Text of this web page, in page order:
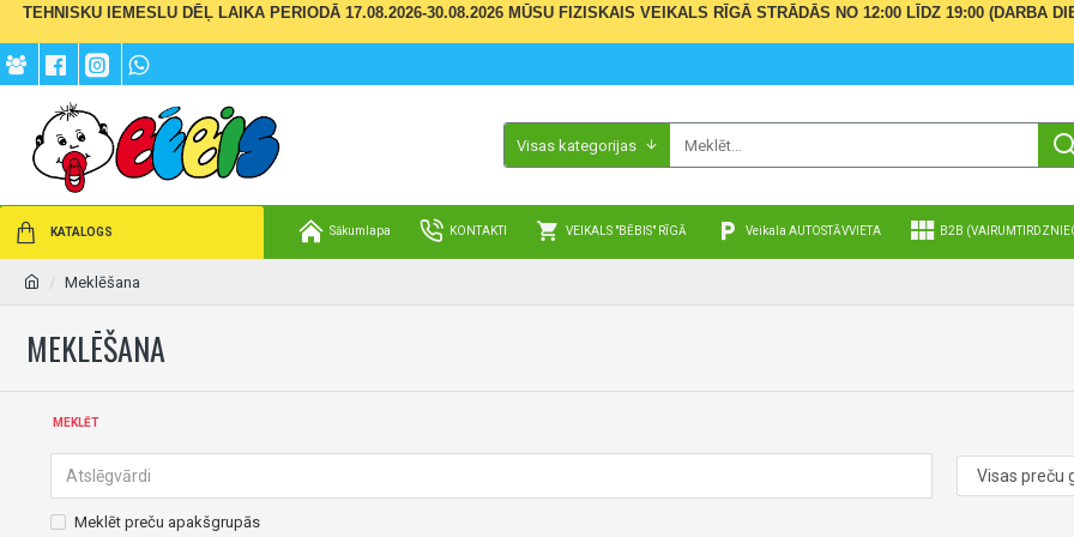
TEHNISKU IEMESLU DĒĻ LAIKA PERIODĀ 17.08.2026-30.08.2026 MŪSU FIZISKAIS VEIKALS RĪGĀ STRĀDĀS NO 12:00 LĪDZ 19:00 (DARBA
Visas kategorijas
KATALOGS Sākumlapa KONTAKTI VEIKALS "BĒBIS" RĪGĀ Veikala AUTOSTĀVVIETA B2B
Meklēšana
MEKLĒŠANA
MEKLĒT
Meklēt preču apakšgrupās